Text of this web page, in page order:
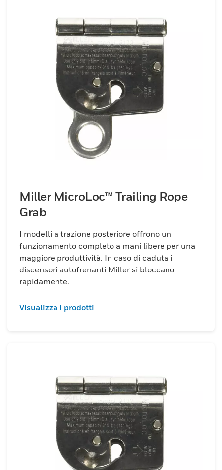
Miller MicroLoc™ Trailing Rope
Grab
I modelli a trazione posteriore offrono un
funzionamento completo a mani libere per una
maggiore produttività. In caso di caduta i
discensori autofrenanti Miller si bloccano
rapidamente.
Visualizza i prodotti